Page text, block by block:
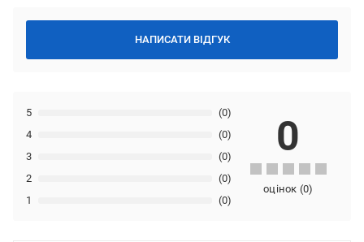
НАПИСАТИ ВІДГУК
1 (0)
2 (0)
3 (0)
4 (0)
5 (0)
0
оцінок (0)